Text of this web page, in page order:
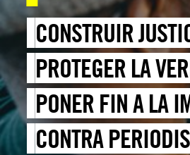
CONSTRUIR
PROTEGER LA
PONER FIN A LA
CONTRA